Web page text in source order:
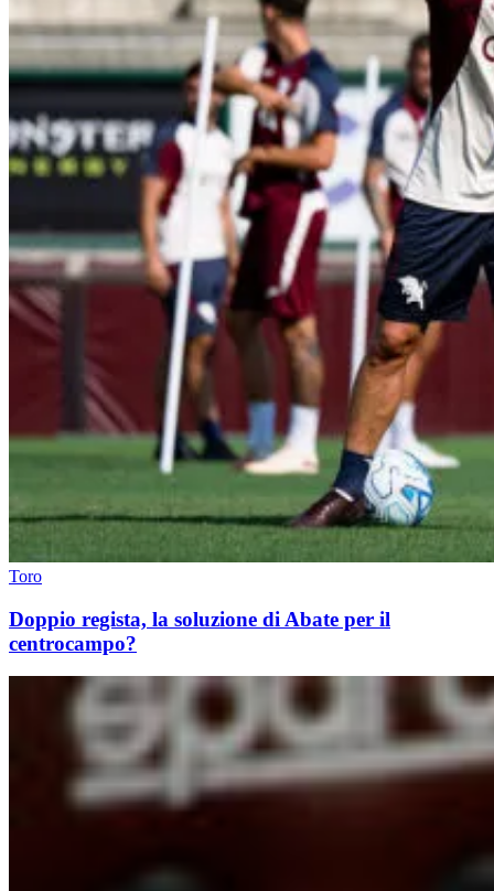
Toro
Doppio regista, la soluzione di Abate per il
centrocampo?